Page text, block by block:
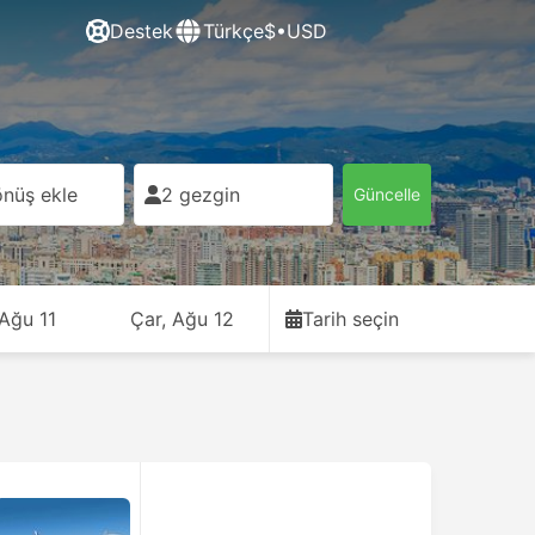
Destek Türkçe$•USD
ekle 2 gezgin Güncelle
11 Çar, Ağu 12 Tarih seçin